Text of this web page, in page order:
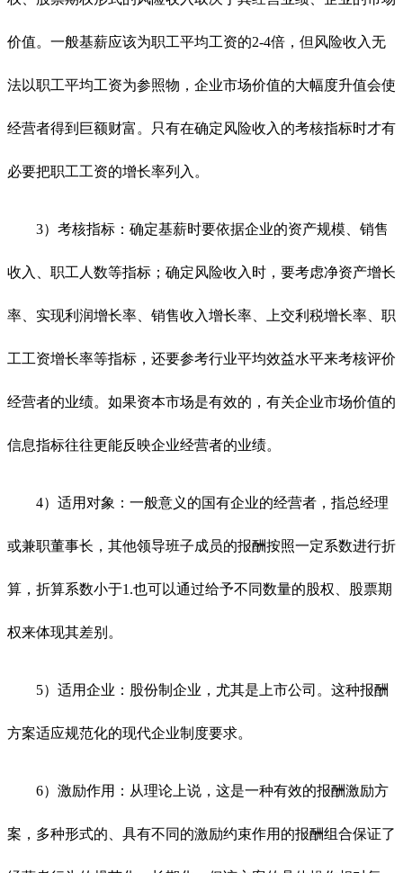
价值。一般基薪应该为职工平均工资的2-4倍，但风险收入无
法以职工平均工资为参照物，企业市场价值的大幅度升值会使
经营者得到巨额财富。只有在确定风险收入的考核指标时才有
必要把职工工资的增长率列入。
3）考核指标：确定基薪时要依据企业的资产规模、销售
收入、职工人数等指标；确定风险收入时，要考虑净资产增长
率、实现利润增长率、销售收入增长率、上交利税增长率、职
工工资增长率等指标，还要参考行业平均效益水平来考核评价
经营者的业绩。如果资本市场是有效的，有关企业市场价值的
信息指标往往更能反映企业经营者的业绩。
4）适用对象：一般意义的国有企业的经营者，指总经理
或兼职董事长，其他领导班子成员的报酬按照一定系数进行折
算，折算系数小于1.也可以通过给予不同数量的股权、股票期
权来体现其差别。
5）适用企业：股份制企业，尤其是上市公司。这种报酬
方案适应规范化的现代企业制度要求。
6）激励作用：从理论上说，这是一种有效的报酬激励方
案，多种形式的、具有不同的激励约束作用的报酬组合保证了